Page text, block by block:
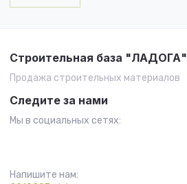
Строительная база "ЛАДОГА"
Продажа строительных материалов
Следите за нами
Мы в социальных сетях:
Напишите нам: